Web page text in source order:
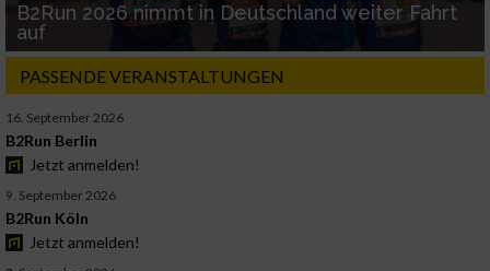
B2Run 2026 nimmt in Deutschland weiter Fahrt
auf
PASSENDE VERANSTALTUNGEN
16. September 2026
B2Run Berlin
Jetzt anmelden!
9. September 2026
B2Run Köln
Jetzt anmelden!